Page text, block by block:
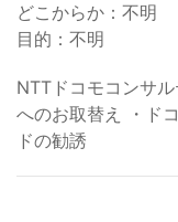
どこからか：不明
目的：不明
NTTドコモコンサ
へのお取替え ・ド
ドの勧誘